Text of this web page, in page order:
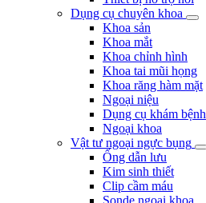
Dụng cụ chuyên khoa
Khoa sản
Khoa mắt
Khoa chỉnh hình
Khoa tai mũi họng
Khoa răng hàm mặt
Ngoại niệu
Dụng cụ khám bệnh
Ngoại khoa
Vật tư ngoại ngực bụng
Ống dẫn lưu
Kim sinh thiết
Clip cầm máu
Sonde ngoại khoa